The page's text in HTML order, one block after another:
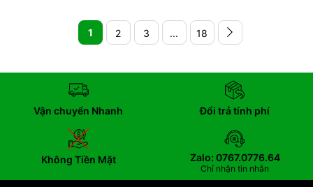
1 2 3 ... 18
Vận chuyển Nhanh Đổi trả tính phí
Không Tiền Mặt Zalo: 0767.0776.64
Chỉ nhận tin nhắn